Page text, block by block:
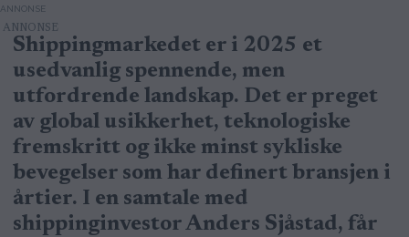
ANNONSE
Shippingmarkedet er i 2025 et
usedvanlig spennende, men
utfordrende landskap. Det er preget
av global usikkerhet, teknologiske
fremskritt og ikke minst sykliske
bevegelser som har definert bransjen i
årtier. I en samtale med
shippinginvestor Anders Sjåstad, får